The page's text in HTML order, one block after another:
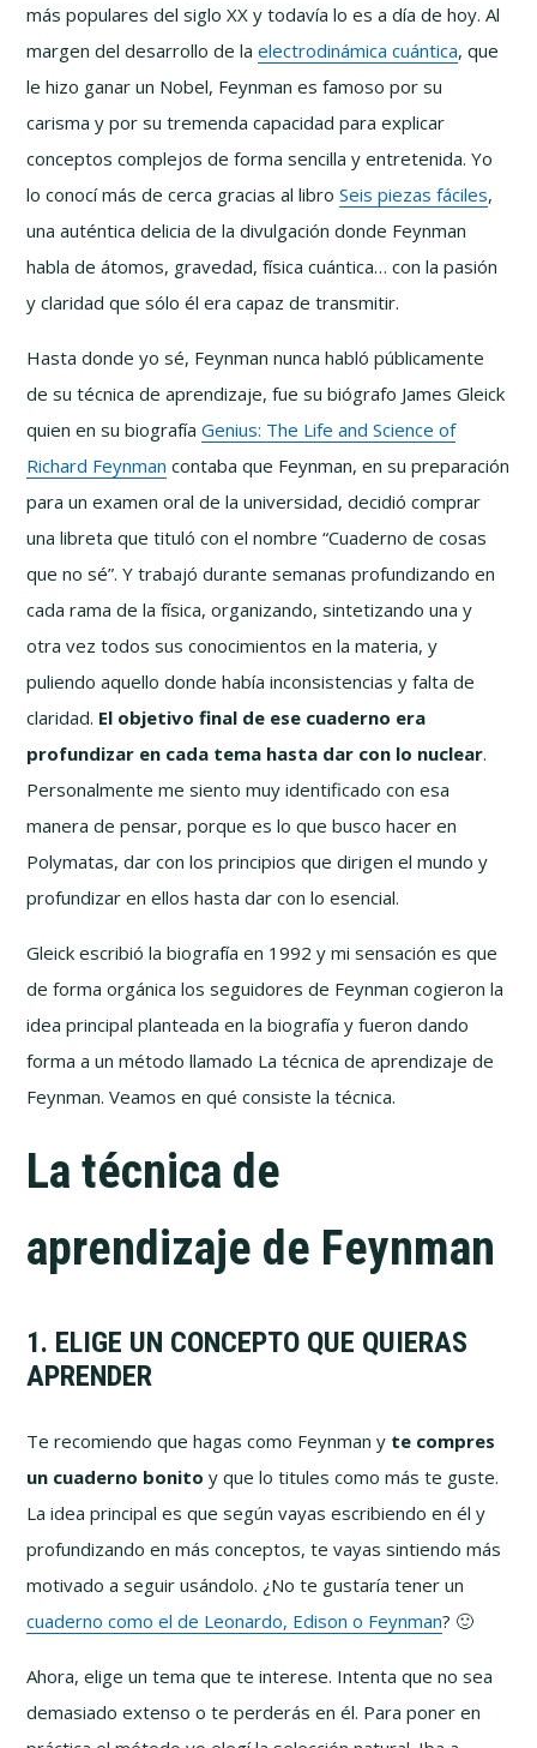
más populares del siglo XX y todavía lo es a día de hoy. Al
margen del desarrollo de laelectrodinámica cuántica, que
le hizo ganar un Nobel, Feynman es famoso por su
carisma y por su tremenda capacidad para explicar
conceptos complejos de forma sencilla y entretenida. Yo
lo conocí más de cerca gracias al libroSeis piezas fáciles,
una auténtica delicia de la divulgación donde Feynman
habla de átomos, gravedad, física cuántica… con la pasión
y claridad que sólo él era capaz de transmitir.
Hasta donde yo sé, Feynman nunca habló públicamente
de su técnica de aprendizaje, fue su biógrafo James Gleick
quien en su biografíaGenius: The Life and Science of
Richard Feynman contaba que Feynman, en su preparación
para un examen oral de la universidad, decidió comprar
una libreta que tituló con el nombre “Cuaderno de cosas
que no sé”. Y trabajó durante semanas profundizando en
cada rama de la física, organizando, sintetizando una y
otra vez todos sus conocimientos en la materia, y
puliendo aquello donde había inconsistencias y falta de
claridad. El objetivo final de ese cuaderno era
profundizar en cada tema hasta dar con lo nuclear.
Personalmente me siento muy identificado con esa
manera de pensar, porque es lo que busco hacer en
Polymatas, dar con los principios que dirigen el mundo y
profundizar en ellos hasta dar con lo esencial.
Gleick escribió la biografía en 1992 y mi sensación es que
de forma orgánica los seguidores de Feynman cogieron la
idea principal planteada en la biografía y fueron dando
forma a un método llamado La técnica de aprendizaje de
Feynman. Veamos en qué consiste la técnica.
La técnica de
aprendizaje de Feynman
1. ELIGE UN CONCEPTO QUE QUIERAS
APRENDER
Te recomiendo que hagas como Feynman y te compres
un cuaderno bonito y que lo titules como más te guste.
La idea principal es que según vayas escribiendo en él y
profundizando en más conceptos, te vayas sintiendo más
motivado a seguir usándolo. ¿No te gustaría tener un
cuaderno como el de Leonardo, Edison o Feynman? 🙂
Ahora, elige un tema que te interese. Intenta que no sea
demasiado extenso o te perderás en él. Para poner en